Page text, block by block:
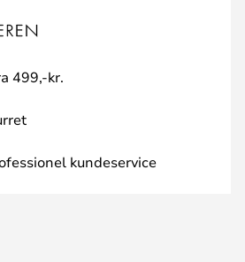
499,-kr.
kundeservice